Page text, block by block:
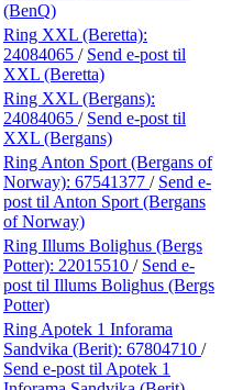
(BenQ)
Ring XXL (Beretta):
24084065 / Send e-post til
XXL (Beretta)
Ring XXL (Bergans):
24084065 / Send e-post til
XXL (Bergans)
Ring Anton Sport (Bergans of
Norway): 67541377 / Send e-
post til Anton Sport (Bergans
of Norway)
Ring Illums Bolighus (Bergs
Potter): 22015510 / Send e-
post til Illums Bolighus (Bergs
Potter)
Ring Apotek 1 Inforama
Sandvika (Berit): 67804710 /
Send e-post til Apotek 1